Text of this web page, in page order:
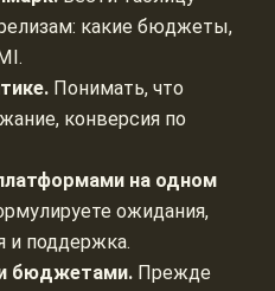
какие бюджеты,
Понимать, что
конверсия по
на одном
ожидания,
и поддержка.
бюджетами. Прежде